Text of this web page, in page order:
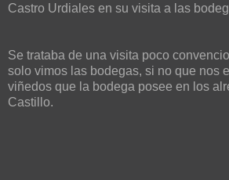
Castro Urdiales en su visita a las
Se trataba de una visita poco
solo vimos las bodegas, si no que nos
viñedos que la bodega posee en los
Castillo.